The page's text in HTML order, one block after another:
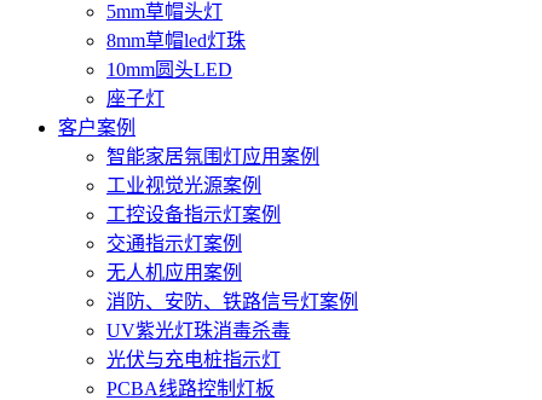
5mm草帽头灯
8mm草帽led灯珠
10mm圆头LED
座子灯
客户案例
智能家居氛围灯应用案例
工业视觉光源案例
工控设备指示灯案例
交通指示灯案例
无人机应用案例
消防、安防、铁路信号灯案例
UV紫光灯珠消毒杀毒
光伏与充电桩指示灯
PCBA线路控制灯板